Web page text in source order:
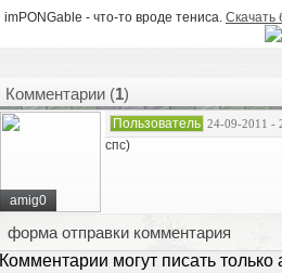
imPONGable - что-то вроде тениса. Скачать
Комментарии (1)
amig0
Пользователь 24-09-2011 -
спс)
форма отправки комментария
Комментарии могут писать